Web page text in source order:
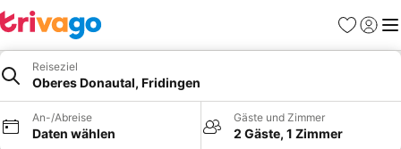
Favoriten
Reiseziel
Oberes Donautal, Fridingen
An-/Abreise
Daten wählen
Gäste und Zimmer
2 Gäste, 1 Zimmer